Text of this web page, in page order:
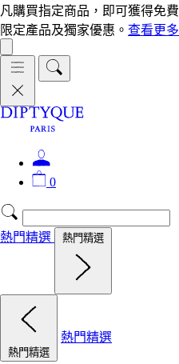
凡購買指定商品，即可獲得免
限定產品及獨家優惠。 查看更多
0
熱門精選 熱門精選
熱門精選
熱門精選